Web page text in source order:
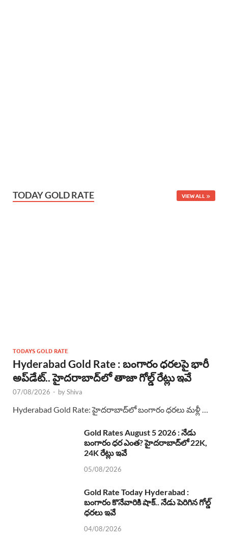
TODAY GOLD RATE VIEW ALL
TODAYS GOLD RATE
Hyderabad Gold Rate : బంగారం ధరలపై భారీ
అప్‌డేట్.. హైదరాబాద్‌లో తాజా గోల్డ్ రేట్లు ఇవే
07/08/2026 - byShiva
Hyderabad Gold Rate: హైదరాబాద్‌లో బంగారం ధరలు మళ్లీ …
Gold Rates August 5 2026 : నేడు
బంగారం ధర ఎంత? హైదరాబాద్‌లో 22K,
24K రేట్లు ఇవే
05/08/2026
Gold Rate Today Hyderabad :
బంగారం కొనేవారికి షాక్.. నేడు పెరిగిన గోల్డ్
ధరలు ఇవే
04/08/2026